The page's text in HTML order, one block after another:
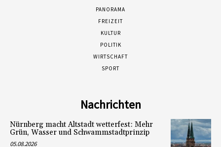
PANORAMA
FREIZEIT
KULTUR
POLITIK
WIRTSCHAFT
SPORT
Nachrichten
Nürnberg macht Altstadt wetterfest: Mehr
Grün, Wasser und Schwammstadtprinzip
05.08.2026